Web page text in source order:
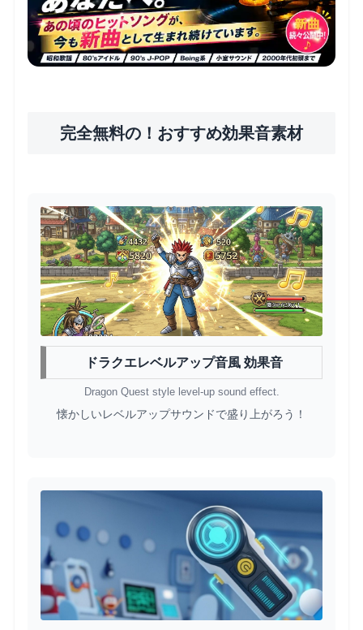
完全無料の！おすすめ効果音素材
ドラクエレベルアップ音風 効果音
Dragon Quest style level-up sound effect.
懐かしいレベルアップサウンドで盛り上がろう！